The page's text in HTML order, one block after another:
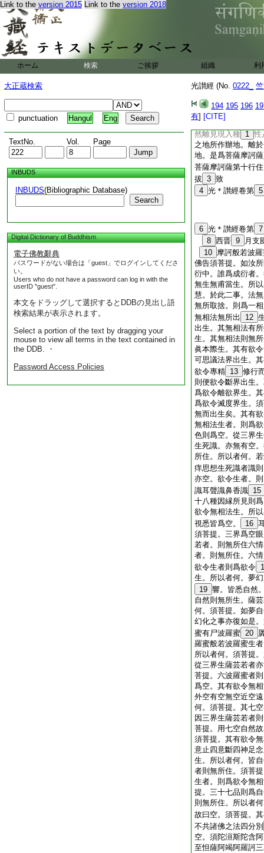
Link to the version 2015 Link to the version 2018
ホーム 検索 ご挨拶 組織 利
大正蔵検索
punctuation Hangul Eng
TextNo. Vol. Page
INBUDS
INBUDS(Bibliographic Database)
Search
Digital Dictionary of Buddhism
電子佛教辭典
パスワードがない場合は「guest」でログインしてくださ
い。
Users who do not have a password can log in with the
userID "guest".
本文をドラッグして選択するとDDBの見出し語
検索結果が表示されます。
Select a portion of the text by dragging your
mouse to view all terms in the text contained in
the DDB. ・
Password Access Policies
光讃經 (No. 0222_
194 195 196
有] [CITE]
而與從倶。能令衆
詣諸佛樹。其樹則
寶紫磨金色。照於
是爲菩薩詣佛樹嚴
如來。菩薩摩訶薩
十八不共諸佛之法
無所罣礙。是爲菩
是須菩提。菩薩摩
羅蜜意止意斷神足
十力無畏四分別＊
然離見現入種 1 性
之地所作辦地。離
地。是爲菩薩摩訶
菩薩摩訶薩第十行
拔 3 致
4 光＊讃經卷第 5
6 光＊讃經卷第 7
8 西晋 9
月
10 摩訶般若波
佛告須菩提。如汝
衍中。誰爲成衍者
無生無甫當生。所
慧。於此二事。法
無所取捨。則爲一
無相法無所出
12
出生。其無相法有
生。其無相法則無
眞本際生。其有欲
可思議法界出生。
欲令專精 13 修行
則便欲令斷界出生
爲欲令離欲界生。
爲欲令滅度界生。
無而出生矣。其有
無相法生者。則爲
色則爲空。從三界
生死識。亦無有空
所住。所以者何。
痒思想生死識者識
亦空。欲令生者。
識耳聲識鼻香識 15
十八種因縁所見則
欲令無相法生。所
視悉皆爲空。
16
須菩提。三界爲空
若者。則無所住六
者。則無所住。六
欲令生者則爲欲令
生。所以者何。夢
19 響。皆悉自然
自然則無所生。薩
何。須菩提。如夢
幻化之事亦復如是
蜜有尸波羅蜜 20
羅蜜般若波羅蜜生
所以者何。須菩提
從三界生薩芸若者
菩提。六波羅蜜者
爲空。其有欲令無
外空有空無空近空
何。須菩提。其七
因三界生薩芸若者
菩提。用七空自然
須菩提。其有欲令
意止四意斷四神足
生。所以者何。皆
者則無所住。須菩
生者。則爲欲令無
提。三十七品則爲
則無所住。所以者
故曰空。須菩提。
不共諸佛之法四分別
空。須陀洹斯陀含
至怛薩阿竭阿羅訶